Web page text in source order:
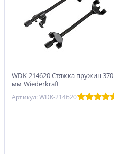
WDK-214620 Стяжка пружин 370
мм Wiederkraft
Артикул: WDK-214620